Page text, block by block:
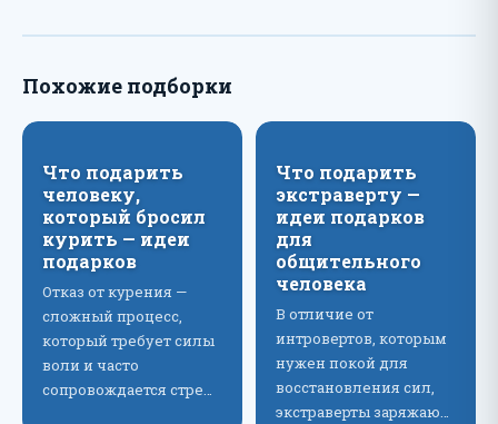
Похожие подборки
Что подарить
человеку,
который бросил
курить — идеи
подарков
Отказ от курения —
сложный процесс,
который требует силы
воли и часто
сопровождается стре…
Что подарить
экстраверту —
идеи подарков
для
общительного
человека
В отличие от
интровертов, которым
нужен покой для
восстановления сил,
экстраверты заряжаю…